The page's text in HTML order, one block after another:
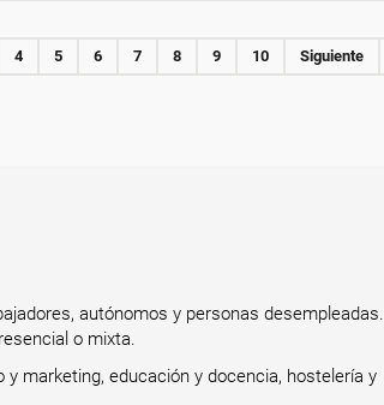
4 5 6 7 8 9 10 Siguiente
autónomos y personas desempleadas.
o mixta.
marketing, educación y docencia, hostelería y